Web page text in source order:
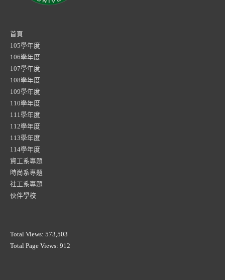
首頁
105學年度
106學年度
107學年度
108學年度
109學年度
110學年度
111學年度
112學年度
113學年度
114學年度
資工系專題
時尚系專題
社工系專題
伙伴學校
Total Views: 573,503
Total Page Views: 912